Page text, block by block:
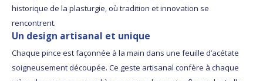
historique de la plasturgie, où tradition et innovation se
rencontrent.
Un design artisanal et unique
Chaque pince est façonnée à la main dans une feuille d’acétate
soigneusement découpée. Ce geste artisanal confère à chaque